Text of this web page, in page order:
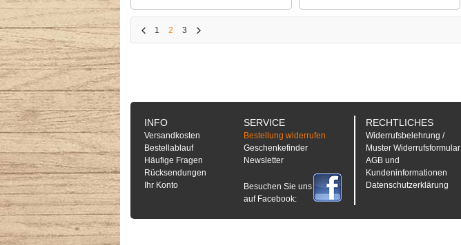
1 2 3
INFO
Versandkosten
Bestellablauf
Häufige Fragen
Rücksendungen
Ihr Konto
SERVICE
Bestellung widerrufen
Geschenkefinder
Newsletter
Besuchen Sie uns
auf Facebook:
RECHTLICHES
Widerrufsbelehrung /
Muster Widerrufsformular
AGB und
Kundeninformationen
Datenschutzerklärung